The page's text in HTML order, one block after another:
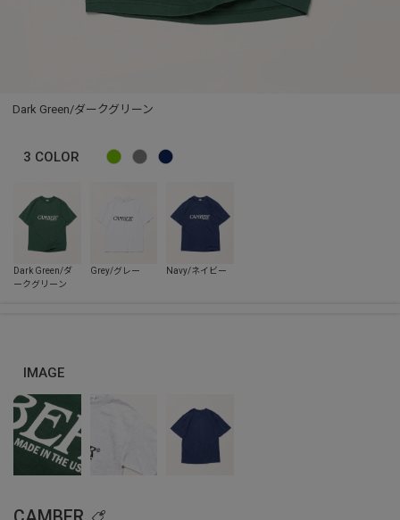
Dark Green/ダークグリーン
3 COLOR
IMAGE